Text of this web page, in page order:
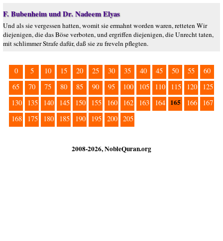
F. Bubenheim und Dr. Nadeem Elyas
Und als sie vergessen hatten, womit sie ermahnt worden waren, retteten Wir
diejenigen, die das Böse verboten, und ergriffen diejenigen, die Unrecht taten,
mit schlimmer Strafe dafür, daß sie zu freveln pflegten.
0 5 10 15 20 25 30 35 40 45 50 55
60
65
70 75 80 85 90 95 100 105 110 115 120
125
130
135 140 145 150 155 160 162 163 164 165 166
167
168
175 180 185 190 195 200 205
2008-2026, NobleQuran.org